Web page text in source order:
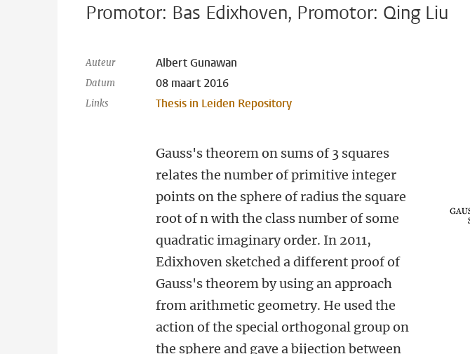
Promotor: Bas Edixhoven, Promotor: Qing Liu
Auteur Albert Gunawan
Datum 08 maart 2016
Links Thesis in Leiden Repository
Gauss's theorem on sums of 3 squares
relates the number of primitive integer
points on the sphere of radius the square
root of n with the class number of some
quadratic imaginary order. In 2011,
Edixhoven sketched a different proof of
Gauss's theorem by using an approach
from arithmetic geometry. He used the
action of the special orthogonal group on
the sphere and gave a bijection between